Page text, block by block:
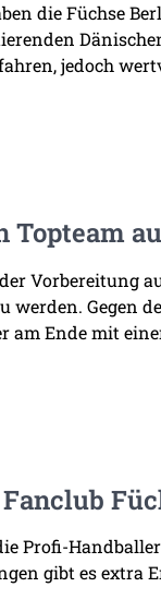
die Füchse
jedoch
Topteam
Vorbereitung
werden. Gegen
am Ende mit
Profi-
gibt es extra